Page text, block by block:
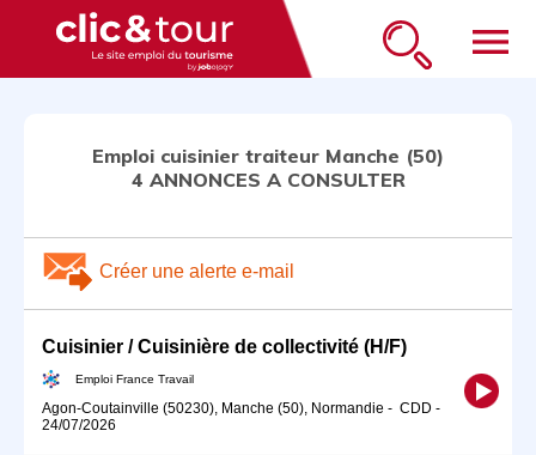
menu
Emploi cuisinier traiteur Manche (50)
4 ANNONCES A CONSULTER
Créer une alerte e-mail
Cuisinier / Cuisinière de collectivité (H/F)
Emploi France Travail
Agon-Coutainville (50230), Manche (50), Normandie - CDD -
24/07/2026